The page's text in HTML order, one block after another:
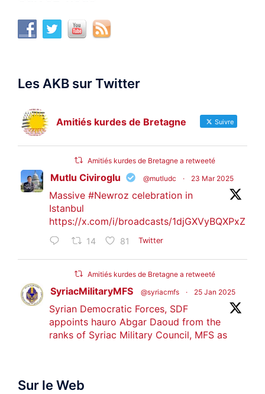
Les AKB sur Twitter
Amitiés kurdes de Bretagne Suivre
Amitiés kurdes de Bretagne a retweeté
Mutlu Civiroglu @mutludc · 23 Mar 2025
Massive #Newroz celebration in
Istanbul
https://x.com/i/broadcasts/1djGXVyBQXPxZ
14 81 Twitter
Amitiés kurdes de Bretagne a retweeté
SyriacMilitaryMFS @syriacmfs · 25 Jan 2025
Syrian Democratic Forces, SDF
appoints hauro Abgar Daoud from the
ranks of Syriac Military Council, MFS as
ܟܫܝܪܘܬܐ ܒܘܠܝܬܐ ܚܘܪܐ ܐܒܓܪ
Sur le Web